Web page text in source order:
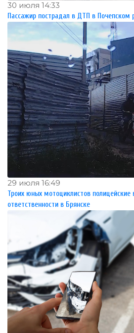
30 июля 14:33
Пассажир пострадал в ДТП в Почепском
29 июля 16:49
Троих юных мотоциклистов полицейские
ответственности в Брянске